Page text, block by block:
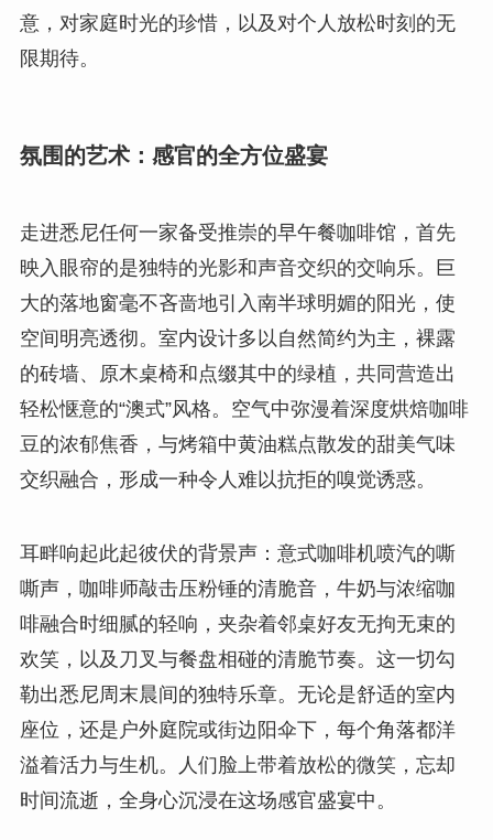
意，对家庭时光的珍惜，以及对个人放松时刻的无
限期待。
氛围的艺术：感官的全方位盛宴
走进悉尼任何一家备受推崇的早午餐咖啡馆，首先
映入眼帘的是独特的光影和声音交织的交响乐。巨
大的落地窗毫不吝啬地引入南半球明媚的阳光，使
空间明亮透彻。室内设计多以自然简约为主，裸露
的砖墙、原木桌椅和点缀其中的绿植，共同营造出
轻松惬意的“澳式”风格。空气中弥漫着深度烘焙咖啡
豆的浓郁焦香，与烤箱中黄油糕点散发的甜美气味
交织融合，形成一种令人难以抗拒的嗅觉诱惑。
耳畔响起此起彼伏的背景声：意式咖啡机喷汽的嘶
嘶声，咖啡师敲击压粉锤的清脆音，牛奶与浓缩咖
啡融合时细腻的轻响，夹杂着邻桌好友无拘无束的
欢笑，以及刀叉与餐盘相碰的清脆节奏。这一切勾
勒出悉尼周末晨间的独特乐章。无论是舒适的室内
座位，还是户外庭院或街边阳伞下，每个角落都洋
溢着活力与生机。人们脸上带着放松的微笑，忘却
时间流逝，全身心沉浸在这场感官盛宴中。